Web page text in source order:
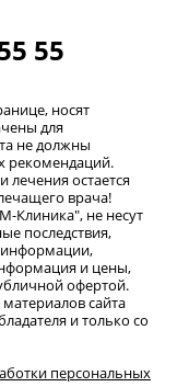
55
носят
для
не должны
рекомендаций.
остается
врача!
Клиника", не несут
последствия,
информации,
и цены,
офертой.
сайта
и только со
персональных